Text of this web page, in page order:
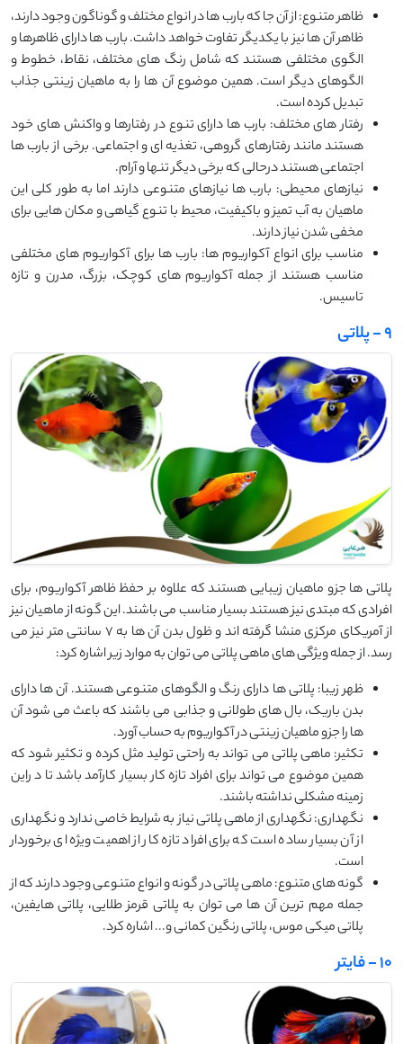
ظاهر متنوع: از آن جا که بارب ها در انواع مختلف و گوناگون وجود دارند،
ظاهر آن ها نیز با یکدیگر تفاوت خواهد داشت. بارب ها دارای ظاهرها و
الگوی مختلفی هستند که شامل رنگ های مختلف، نقاط، خطوط و
الگوهای دیگر است. همین موضوع آن ها را به ماهیان زینتی جذاب
تبدیل کرده است.
رفتار های مختلف: بارب ها دارای تنوع در رفتارها و واکنش های خود
هستند مانند رفتارهای گروهی، تغذیه ای و اجتماعی. برخی از بارب ها
اجتماعی هستند درحالی که برخی دیگر تنها و آرام.
نیازهای محیطی: بارب ها نیازهای متنوعی دارند اما به طور کلی این
ماهیان به آب تمیز و باکیفیت، محیط با تنوع گیاهی و مکان هایی برای
مخفی شدن نیاز دارند.
مناسب برای انواع آکواریوم ها: بارب ها برای آکواریوم های مختلفی
مناسب هستند از جمله آکواریوم های کوچک، بزرگ، مدرن و تازه
تاسیس.
9 - پلاتی
پلاتی ها جزو ماهیان زیبایی هستند که علاوه بر حفظ ظاهر آکواریوم، برای
افرادی که مبتدی نیز هستند بسیار مناسب می باشند. این گونه از ماهیان نیز
از آمریکای مرکزی منشا گرفته اند و ظول بدن آن ها به 7 سانتی متر نیز می
رسد. از جمله ویژگی های ماهی پلاتی می توان به موارد زیر اشاره کرد:
ظهر زیبا: پلاتی ها دارای رنگ و الگوهای متنوعی هستند. آن ها دارای
بدن باریک، بال های طولانی و جذابی می باشند که باعث می شود آن
ها را جزو ماهیان زینتی در آکواریوم به حساب آورد.
تکثیر: ماهی پلاتی می تواند به راحتی تولید مثل کرده و تکثیر شود که
همین موضوع می تواند برای افراد تازه کار بسیار کارآمد باشد تا د راین
زمینه مشکلی نداشته باشند.
نگهداری: نگهداری از ماهی پلاتی نیاز به شرایط خاصی ندارد و نگهداری
از آن بسیار ساده است که برای افراد تازه کار از اهمیت ویژه ای برخوردار
است.
گونه های متنوع: ماهی پلاتی در گونه و انواع متنوعی وجود دارند که از
جمله مهم ترین آن ها می توان به پلاتی قرمز طلایی، پلاتی هایفین،
پلاتی میکی موس، پلاتی رنگین کمانی و... اشاره کرد.
10 - فایتر